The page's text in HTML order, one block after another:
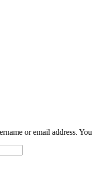
or email address.